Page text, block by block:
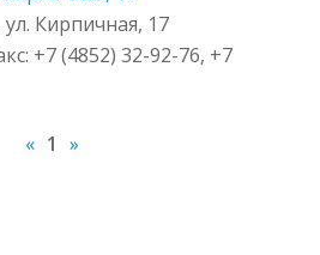
Кирпичная, 17
+7 (4852) 32-92-76, +7
« 1 »